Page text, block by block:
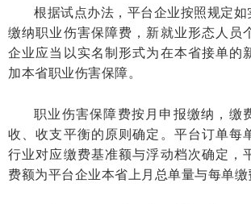
根据试点办法，平台企业按照规定
缴纳职业伤害保障费，新就业形态人员
企业应当以实名制形式为在本省接单的
加本省职业伤害保障。
职业伤害保障费按月申报缴纳，缴
收、收支平衡的原则确定。平台订单每
行业对应缴费基准额与浮动档次确定，
费额为平台企业本省上月总单量与每单缴